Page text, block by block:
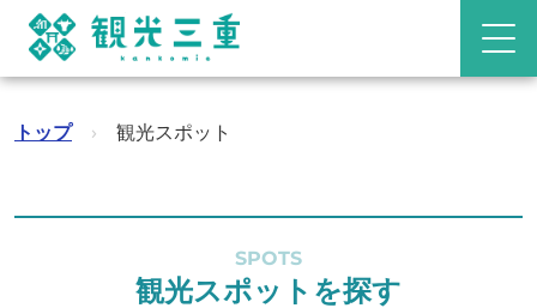
トップ › 観光スポット
SPOTS
観光スポットを探す